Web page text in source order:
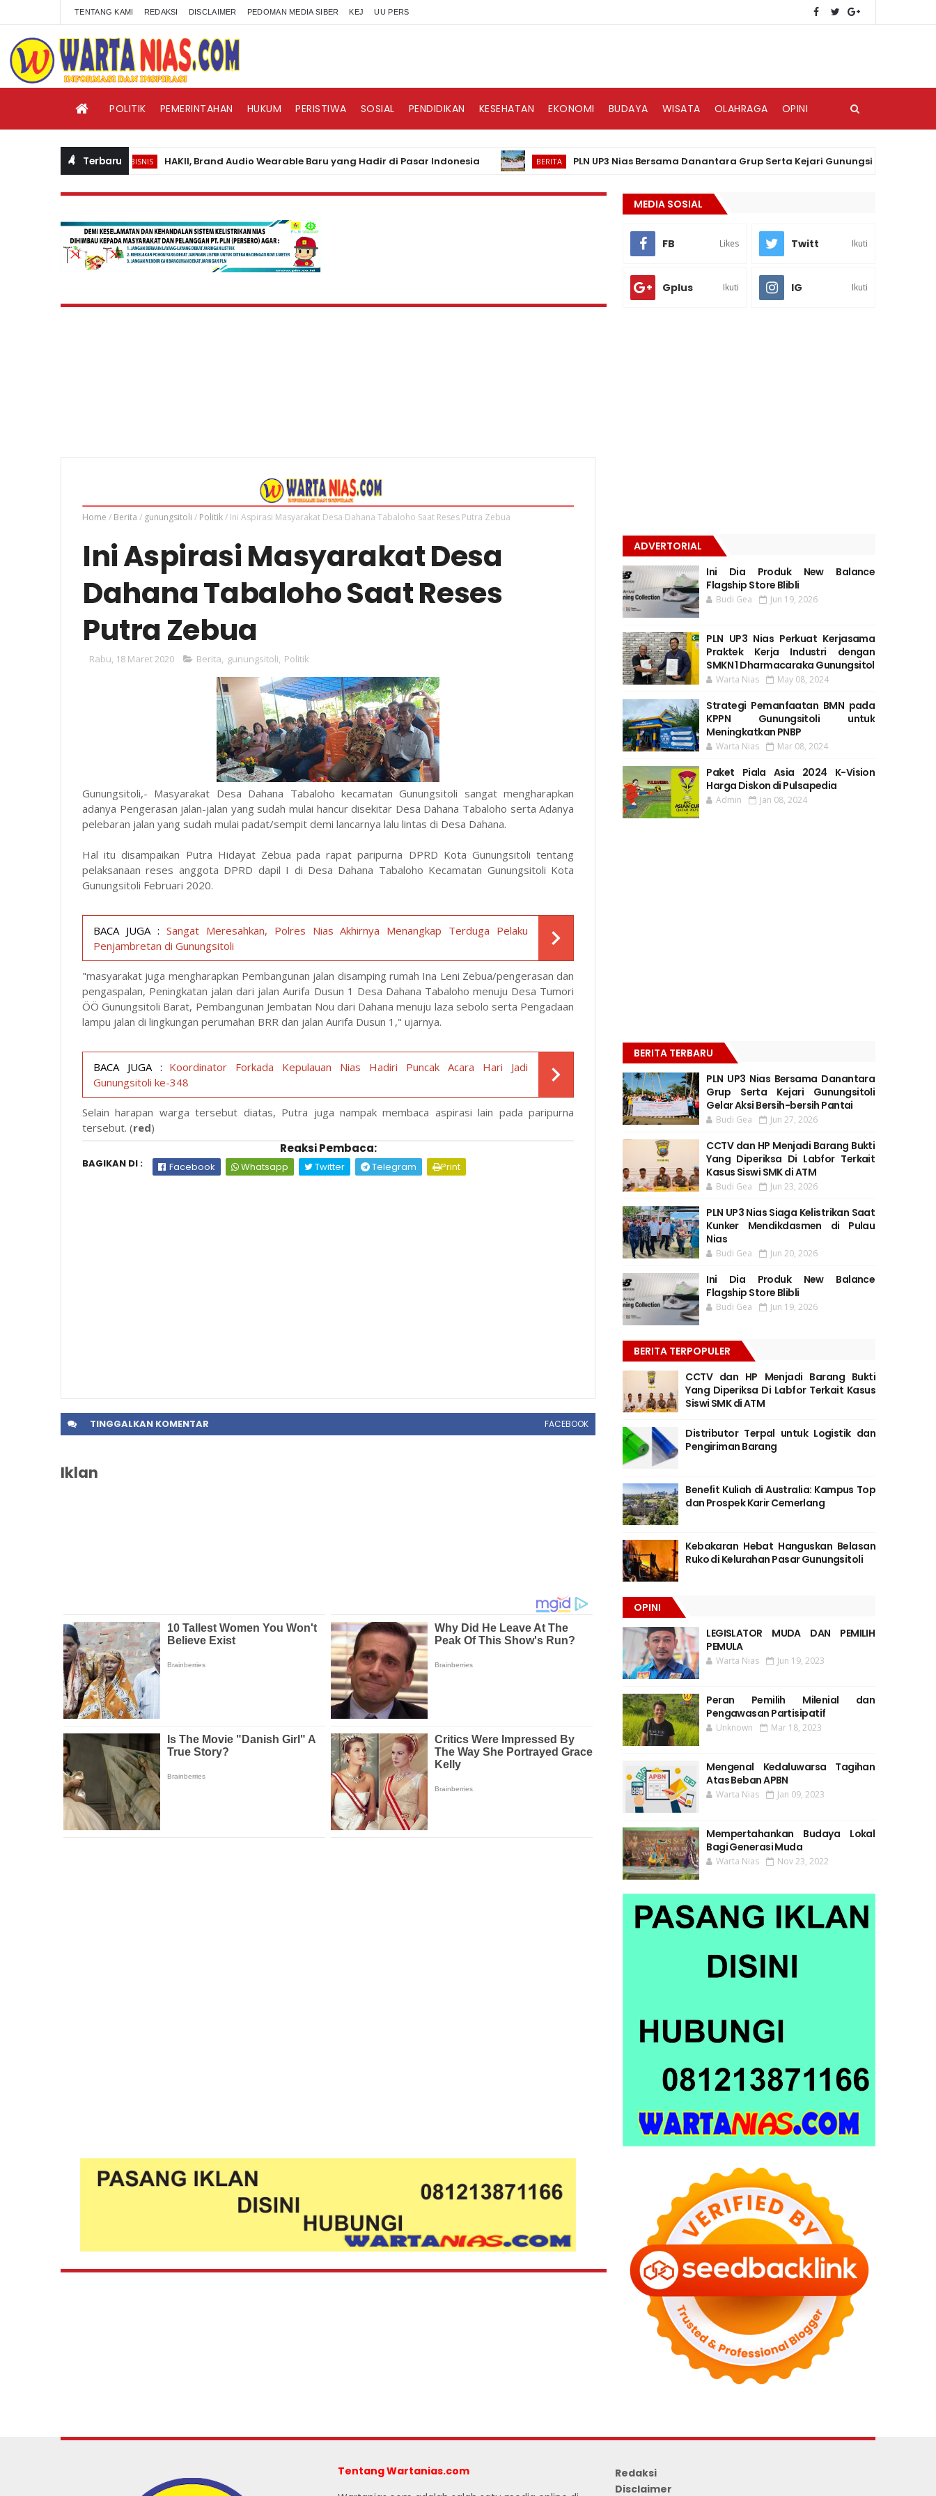
TENTANG KAMI REDAKSI DISCLAIMER PEDOMAN MEDIA SIBER KEJ UU PERS
POLITIK PEMERINTAHAN HUKUM PERISTIWA SOSIAL PENDIDIKAN KESEHATAN EKONOMI BUDAYA WISATA OLAHRAGA OPINI
Terbaru
BISNIS HAKII, Brand Audio Wearable Baru yang Hadir di Pasar Indonesia BERITA PLN UP3 Nias Bersama Danantara Grup Serta Kejari Gunungsitoli Gelar Aksi
Home / Berita / gunungsitoli / Politik/ Ini Aspirasi Masyarakat Desa Dahana Tabaloho Saat Reses Putra Zebua
Ini Aspirasi Masyarakat Desa
Dahana Tabaloho Saat Reses
Putra Zebua
Rabu, 18 Maret 2020 Berita gunungsitoli Politik
Gunungsitoli,- Masyarakat Desa Dahana Tabaloho kecamatan Gunungsitoli sangat mengharapkan
adanya Pengerasan jalan-jalan yang sudah mulai hancur disekitar Desa Dahana Tabaloho serta Adanya
pelebaran jalan yang sudah mulai padat/sempit demi lancarnya lalu lintas di Desa Dahana.
Hal itu disampaikan Putra Hidayat Zebua pada rapat paripurna DPRD Kota Gunungsitoli tentang
pelaksanaan reses anggota DPRD dapil I di Desa Dahana Tabaloho Kecamatan Gunungsitoli Kota
Gunungsitoli Februari 2020.
BACA JUGA : Sangat Meresahkan, Polres Nias Akhirnya Menangkap Terduga Pelaku
Penjambretan di Gunungsitoli
"masyarakat juga mengharapkan Pembangunan jalan disamping rumah Ina Leni Zebua/pengerasan dan
pengaspalan, Peningkatan jalan dari jalan Aurifa Dusun 1 Desa Dahana Tabaloho menuju Desa Tumori
ÖÖ Gunungsitoli Barat, Pembangunan Jembatan Nou dari Dahana menuju laza sebolo serta Pengadaan
lampu jalan di lingkungan perumahan BRR dan jalan Aurifa Dusun 1," ujarnya.
BACA JUGA : Koordinator Forkada Kepulauan Nias Hadiri Puncak Acara Hari Jadi
Gunungsitoli ke-348
Selain harapan warga tersebut diatas, Putra juga nampak membaca aspirasi lain pada paripurna
tersebut. (red)
Reaksi Pembaca:
BAGIKAN DI : Facebook Whatsapp Twitter Telegram Print
TINGGALKAN KOMENTAR FACEBOOK
Iklan
MEDIA SOSIAL
FB Likes Twitt Ikuti
Gplus Ikuti IG Ikuti
ADVERTORIAL
Ini Dia Produk New Balance
Flagship Store Blibli
Budi Gea Jun 19, 2026
PLN UP3 Nias Perkuat Kerjasama
Praktek Kerja Industri dengan
SMKN 1 Dharmacaraka Gunungsitol
Warta Nias May 08, 2024
Strategi Pemanfaatan BMN pada
KPPN Gunungsitoli untuk
Meningkatkan PNBP
Warta Nias Mar 08, 2024
Paket Piala Asia 2024 K-Vision
Harga Diskon di Pulsapedia
Admin Jan 08, 2024
BERITA TERBARU
PLN UP3 Nias Bersama Danantara
Grup Serta Kejari Gunungsitoli
Gelar Aksi Bersih-bersih Pantai
Budi Gea Jun 27, 2026
CCTV dan HP Menjadi Barang Bukti
Yang Diperiksa Di Labfor Terkait
Kasus Siswi SMK di ATM
Budi Gea Jun 23, 2026
PLN UP3 Nias Siaga Kelistrikan Saat
Kunker Mendikdasmen di Pulau
Nias
Budi Gea Jun 20, 2026
Ini Dia Produk New Balance
Flagship Store Blibli
Budi Gea Jun 19, 2026
BERITA TERPOPULER
CCTV dan HP Menjadi Barang Bukti
Yang Diperiksa Di Labfor Terkait Kasus
Siswi SMK di ATM
Distributor Terpal untuk Logistik dan
Pengiriman Barang
Benefit Kuliah di Australia: Kampus Top
dan Prospek Karir Cemerlang
Kebakaran Hebat Hanguskan Belasan
Ruko di Kelurahan Pasar Gunungsitoli
OPINI
LEGISLATOR MUDA DAN PEMILIH
PEMULA
Warta Nias Jun 19, 2023
Peran Pemilih Milenial dan
Pengawasan Partisipatif
Unknown Mar 18, 2023
Mengenal Kedaluwarsa Tagihan
Atas Beban APBN
Warta Nias Jan 09, 2023
Mempertahankan Budaya Lokal
Bagi Generasi Muda
Warta Nias Nov 23, 2022
Tentang Wartanias.com
Redaksi
Disclaimer